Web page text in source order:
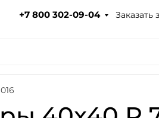
+7 800 302-09-04 Заказать